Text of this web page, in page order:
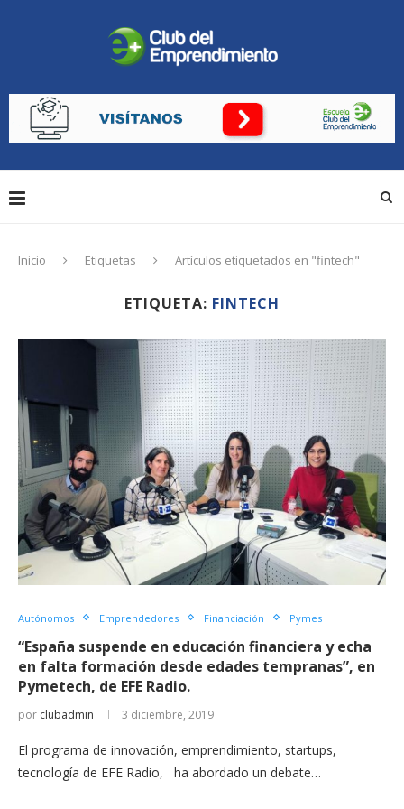
Inicio Etiquetas Artículos etiquetados en "fintech"
ETIQUETA: FINTECH
Autónomos Emprendedores Financiación Pymes
“España suspende en educación financiera y echa
en falta formación desde edades tempranas”, en
Pymetech, de EFE Radio.
por clubadmin 3 diciembre, 2019
El programa de innovación, emprendimiento, startups,
tecnología de EFE Radio, ha abordado un debate…